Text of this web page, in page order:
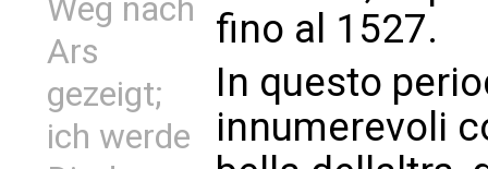
Weg nach
Ars
gezeigt;
ich werde
fino al 1527.
In questo
innumerevoli